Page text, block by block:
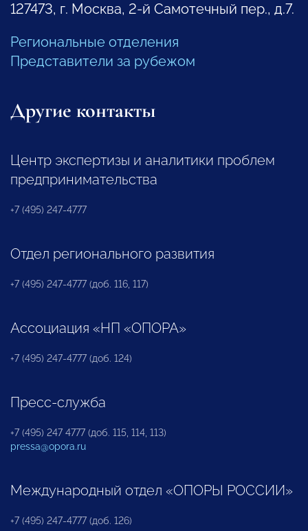
127473, г. Москва, 2-й Самотечный пер., д.7.
Региональные отделения
Представители за рубежом
Другие контакты
Центр экспертизы и аналитики проблем
предпринимательства
+7 (495) 247-4777
Отдел регионального развития
+7 (495) 247-4777 (доб. 116, 117)
Ассоциация «НП «ОПОРА»
+7 (495) 247-4777 (доб. 124)
Пресс-служба
+7 (495) 247 4777 (доб. 115, 114, 113)
pressa@opora.ru
Международный отдел «ОПОРЫ РОССИИ»
+7 (495) 247-4777 (доб. 126)